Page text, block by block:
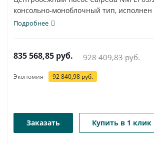
консольно-моноблочный тип, исполнен
Подробнее
835 568,85 руб. 928 409,83руб.
Экономия 92 840,98 руб.
Заказать Купить в 1 клик